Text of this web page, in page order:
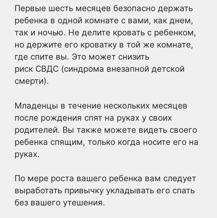
Первые шесть месяцев безопасно держать
ребенка в одной комнате с вами, как днем,
так и ночью. Не делите кровать с ребенком,
но держите его кроватку в той же комнате,
где спите вы. Это может снизить
риск СВДС (синдрома внезапной детской
смерти).
Младенцы в течение нескольких месяцев
после рождения спят на руках у своих
родителей. Вы также можете видеть своего
ребенка спящим, только когда носите его на
руках.
По мере роста вашего ребенка вам следует
выработать привычку укладывать его спать
без вашего утешения.